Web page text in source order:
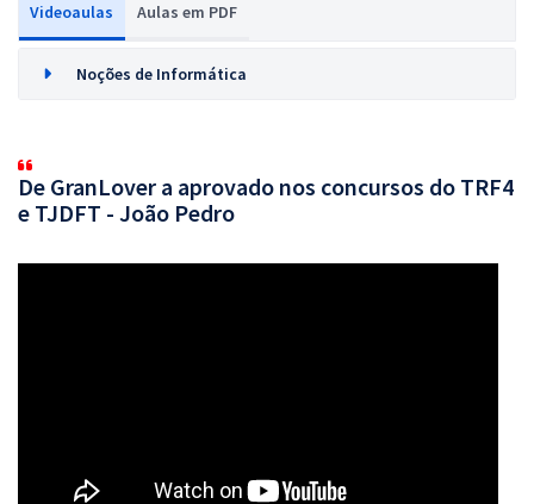
Videoaulas Aulas em PDF
Noções de Informática
De GranLover a aprovado nos concursos do TRF4
e TJDFT - João Pedro